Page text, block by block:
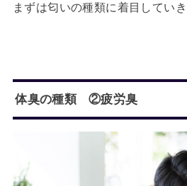
まずは匂いの種類に着目していき
体臭の種類 ②疲労臭